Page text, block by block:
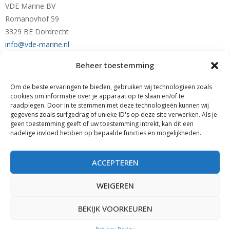
Beheer toestemming
Om de beste ervaringen te bieden, gebruiken wij technologieën zoals
cookies om informatie over je apparaat op te slaan en/of te
raadplegen. Door in te stemmen met deze technologieën kunnen wij
gegevens zoals surfgedrag of unieke ID's op deze site verwerken. Als je
geen toestemming geeft of uw toestemming intrekt, kan dit een
nadelige invloed hebben op bepaalde functies en mogelijkheden.
ACCEPTEREN
WEIGEREN
BEKIJK VOORKEUREN
VDE Marine BV
Romanovhof 59
3329 BE Dordrecht
info@vde-marine.nl
Telefoon +31-(0)78-6 21 43 64
Mobiel +31-(0)6-28 1230 28
KvK nr. 77777190
RABO NL89 RABO 0122 0423 01
BTW nr. NL861140205B01
ZOEKEN
Algemene Voorwaarden|Cookies| Powered By